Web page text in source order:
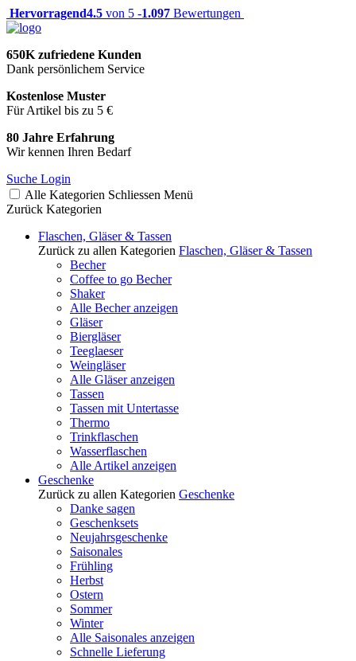
Hervorragend4.5 von 5 -1.097 Bewertungen
650K zufriedene Kunden
Dank persönlichem Service
Kostenlose Muster
Für Artikel bis zu 5 €
80 Jahre Erfahrung
Wir kennen Ihren Bedarf
Suche Login
Alle Kategorien Schliessen Menü
Zurück Kategorien
Flaschen, Gläser & Tassen
Zurück zu allen Kategorien Flaschen, Gläser & Tassen
Becher
Coffee to go Becher
Shaker
Alle Becher anzeigen
Gläser
Biergläser
Teeglaeser
Weingläser
Alle Gläser anzeigen
Tassen
Tassen mit Untertasse
Thermo
Trinkflaschen
Wasserflaschen
Alle Artikel anzeigen
Geschenke
Zurück zu allen Kategorien Geschenke
Danke sagen
Geschenksets
Neujahrsgeschenke
Saisonales
Frühling
Herbst
Ostern
Sommer
Winter
Alle Saisonales anzeigen
Schnelle Lieferung